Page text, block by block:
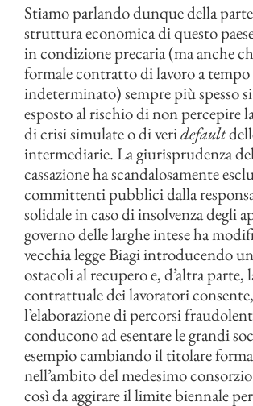
Stiamo parlando dunque della
struttura economica di questo
in condizione precaria (ma anche
formale contratto di lavoro a tempo
indeterminato) sempre più spesso
esposto al rischio di non percepire
di crisi simulate o di veridefault
intermediarie. La giurisprudenza
cassazione ha scandalosamente
committenti pubblici dalla
solidale in caso di insolvenza degli
governo delle larghe intese ha
vecchia legge Biagi introducendo
ostacoli al recupero e, d’altra parte,
contrattuale dei lavoratori
l’elaborazione di percorsi
conducono ad esentare le grandi
esempio cambiando il titolare
nell’ambito del medesimo
così da aggirare il limite biennale